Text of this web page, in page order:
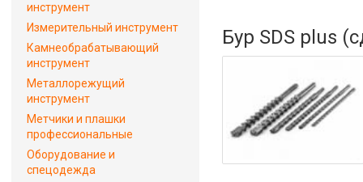
Бур SDS plus
инструмент
Измерительный инструмент
Камнеобрабатывающий
инструмент
Металлорежущий
инструмент
Метчики и плашки
профессиональные
Оборудование и
спецодежда